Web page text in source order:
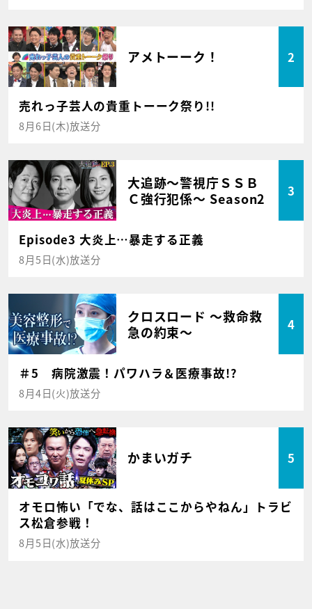
アメトーーク！ 2
売れっ子芸人の貴重トーーク祭り!!
8月6日(木)放送分
大追跡～警視庁ＳＳＢ
Ｃ強行犯係～ Season2
3
Episode3 大炎上…暴走する正義
8月5日(水)放送分
クロスロード ～救命救
急の約束～
4
＃5 病院激震！パワハラ＆医療事故!?
8月4日(火)放送分
かまいガチ 5
オモロ怖い「でな、話はここからやねん」トラビ
ス松倉参戦！
8月5日(水)放送分